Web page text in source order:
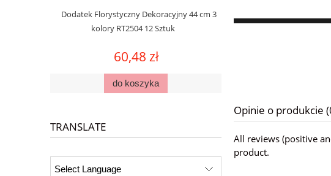
Dodatek Florystyczny Dekoracyjny 44 cm 3
kolory RT2504 12 Sztuk
60,48 zł
do koszyka
Oset Dodatek
TRANSLATE
Opinie o produkcie
All reviews (positive
product.